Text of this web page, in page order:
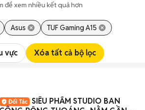
để xem nhiều kết quả hơn
Asus TUF Gaming A15
vực Xóa tất cả bộ lọc
SIÊU PHẨM STUDIO BAN